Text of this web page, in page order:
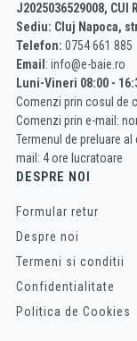
J2025036529008, CUI
Sediu: Cluj Napoca,
Telefon: 0754 661 885
Email : info@e-baie.ro
Luni-Vineri 08:00 -
Comenzi prin cosul de
Comenzi prin e-mail:
Termenul de preluare
mail: 4 ore lucratoare
DESPRE NOI
Formular retur
Despre noi
Termeni si conditii
Confidentialitate
Politica de Cookies